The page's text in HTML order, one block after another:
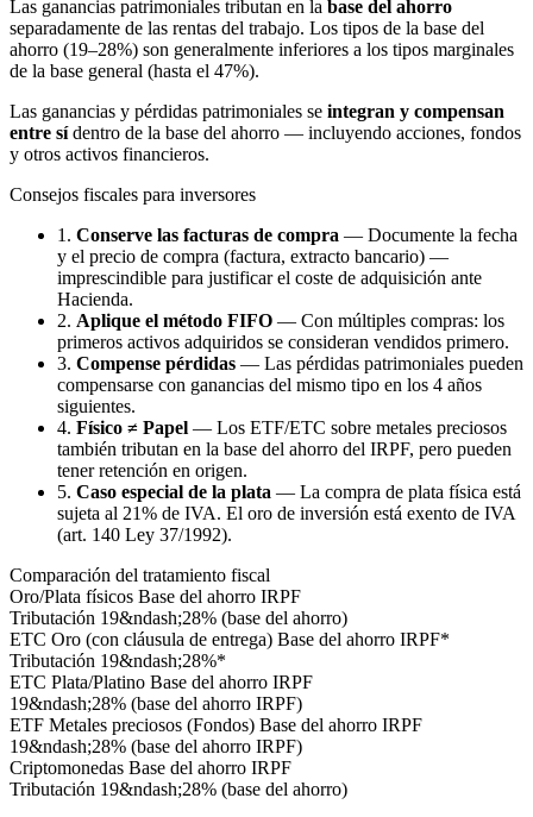
Las ganancias patrimoniales tributan en la base del ahorro
separadamente de las rentas del trabajo. Los tipos de la base del
ahorro (19–28%) son generalmente inferiores a los tipos marginales
de la base general (hasta el 47%).
Las ganancias y pérdidas patrimoniales se integran y compensan
entre sídentro de la base del ahorro — incluyendo acciones, fondos
y otros activos financieros.
Consejos fiscales para inversores
1. Conserve las facturas de compra — Documente la fecha
y el precio de compra (factura, extracto bancario) —
imprescindible para justificar el coste de adquisición ante
Hacienda.
2. Aplique el método FIFO — Con múltiples compras: los
primeros activos adquiridos se consideran vendidos primero.
3. Compense pérdidas — Las pérdidas patrimoniales pueden
compensarse con ganancias del mismo tipo en los 4 años
siguientes.
4. Físico ≠ Papel — Los ETF/ETC sobre metales preciosos
también tributan en la base del ahorro del IRPF, pero pueden
tener retención en origen.
5. Caso especial de la plata — La compra de plata física está
sujeta al 21% de IVA. El oro de inversión está exento de IVA
(art. 140 Ley 37/1992).
Comparación del tratamiento fiscal
Oro/Plata físicos Base del ahorro IRPF
Tributación 19&ndash;28% (base del ahorro)
ETC Oro (con cláusula de entrega) Base del ahorro IRPF*
Tributación 19&ndash;28%*
ETC Plata/Platino Base del ahorro IRPF
19&ndash;28% (base del ahorro IRPF)
ETF Metales preciosos (Fondos) Base del ahorro IRPF
19&ndash;28% (base del ahorro IRPF)
Criptomonedas Base del ahorro IRPF
Tributación 19&ndash;28% (base del ahorro)